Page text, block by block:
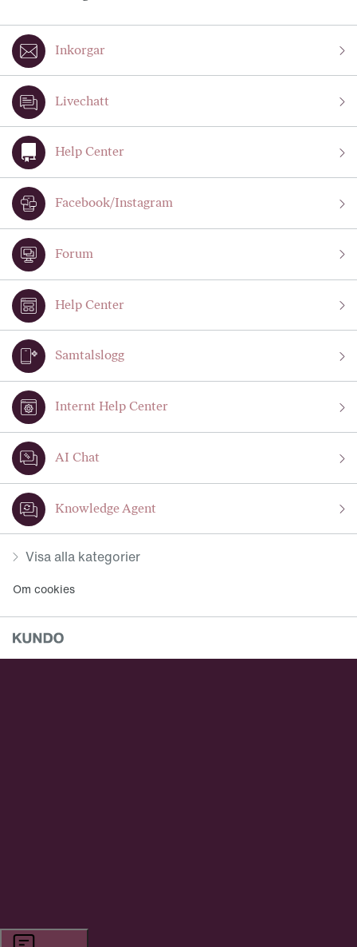
Inkorgar
Livechatt
Help Center
Facebook/Instagram
Forum
Help Center
Samtalslogg
Internt Help Center
AI Chat
Knowledge Agent
Visa alla kategorier
Om cookies